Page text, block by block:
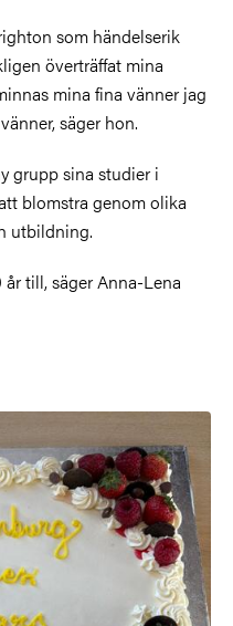
som händelserik
överträffat mina
mina fina vänner jag
säger hon.
grupp sina studier i
blomstra genom olika
utbildning.
till, säger Anna-Lena